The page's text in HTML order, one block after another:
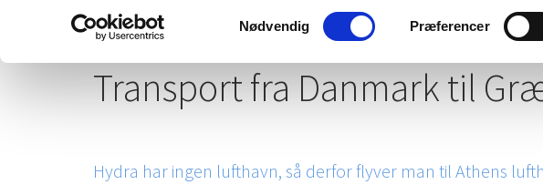
Samtykkevalg
Nødvendig Præferencer
Transport fra Danmark til
Hydra har ingen lufthavn, så derfor flyver man til Athens